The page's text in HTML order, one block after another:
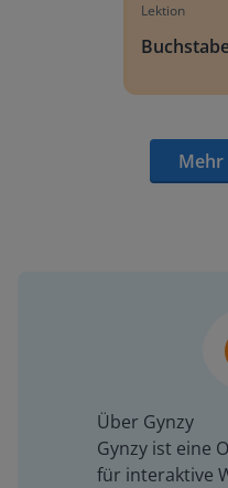
Lektion
Mehr
Über Gynzy
Gynzy ist eine
für interaktive